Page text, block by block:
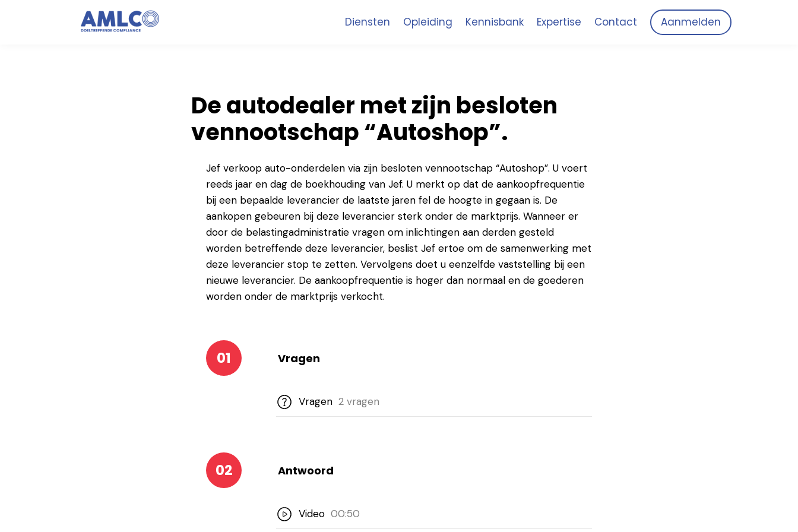
Diensten Opleiding Kennisbank Expertise Contact Aanmelden
De autodealer met zijn besloten
vennootschap “Autoshop”.
Jef verkoop auto-onderdelen via zijn besloten vennootschap “Autoshop”. U voert
reeds jaar en dag de boekhouding van Jef. U merkt op dat de aankoopfrequentie
bij een bepaalde leverancier de laatste jaren fel de hoogte in gegaan is. De
aankopen gebeuren bij deze leverancier sterk onder de marktprijs. Wanneer er
door de belastingadministratie vragen om inlichtingen aan derden gesteld
worden betreffende deze leverancier, beslist Jef ertoe om de samenwerking met
deze leverancier stop te zetten. Vervolgens doet u eenzelfde vaststelling bij een
nieuwe leverancier. De aankoopfrequentie is hoger dan normaal en de goederen
worden onder de marktprijs verkocht.
01 Vragen
Vragen 2 vragen
02 Antwoord
Video 00:50